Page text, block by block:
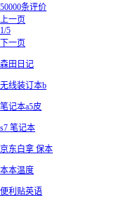
50000条评价
上一页
1/5
下一页
森田日记
无线装订本b
笔记本a5皮
s7 笔记本
京东白拿 保本
本本温度
便利贴英语